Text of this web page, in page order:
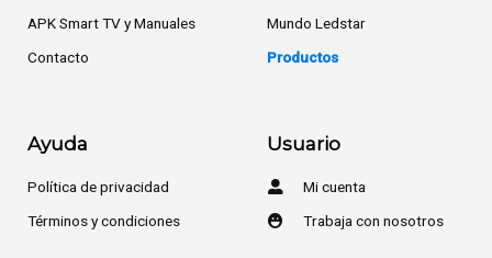
APK Smart TV y Manuales
Contacto
Mundo Ledstar
Productos
Ayuda
Política de privacidad
Términos y condiciones
Usuario
Mi cuenta
Trabaja con nosotros